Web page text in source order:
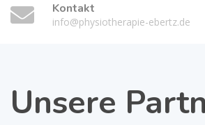
Kontakt
info@physiotherapie-ebertz.de
Unsere